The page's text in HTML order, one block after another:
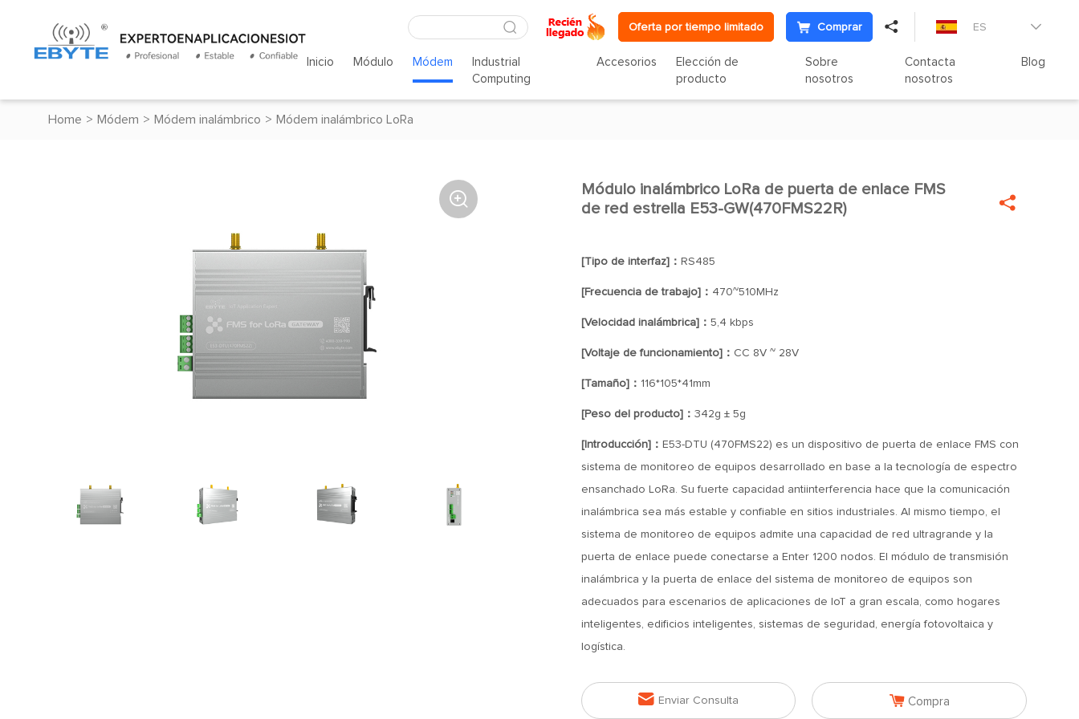
Oferta por tiempo limitado Comprar  ES 
Inicio Módulo Módem
Industrial
Computing
Accesorios
Elección de
producto
Sobre
nosotros
Contacta
nosotros
Blog
Home > Módem > Módem inalámbrico > Módem inalámbrico LoRa
 
Módulo inalámbrico LoRa de puerta de enlace FMS
de red estrella E53-GW(470FMS22R)

[Tipo de interfaz]： RS485
[Frecuencia de trabajo]： 470~510MHz
[Velocidad inalámbrica]： 5,4 kbps
[Voltaje de funcionamiento]： CC 8V ~ 28V
[Tamaño]： 116*105*41mm
[Peso del producto]： 342g ± 5g
[Introducción]： E53-DTU (470FMS22) es un dispositivo de puerta de enlace FMS con
sistema de monitoreo de equipos desarrollado en base a la tecnología de espectro
ensanchado LoRa. Su fuerte capacidad antiinterferencia hace que la comunicación
inalámbrica sea más estable y confiable en sitios industriales. Al mismo tiempo, el
sistema de monitoreo de equipos admite una capacidad de red ultragrande y la
puerta de enlace puede conectarse a Enter 1200 nodos. El módulo de transmisión
inalámbrica y la puerta de enlace del sistema de monitoreo de equipos son
adecuados para escenarios de aplicaciones de IoT a gran escala, como hogares
inteligentes, edificios inteligentes, sistemas de seguridad, energía fotovoltaica y
logística.
 Enviar Consulta  Compra